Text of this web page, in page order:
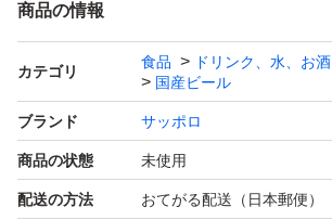
商品の情報
カテゴリ
食品 ドリンク、水、お酒
国産ビール
ブランド サッポロ
商品の状態 未使用
配送の方法 おてがる配送（日本郵便）